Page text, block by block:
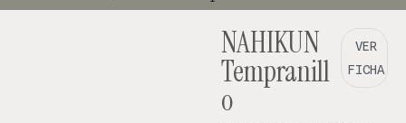
NAHIKUN
Tempranill
o
VER
FICHA